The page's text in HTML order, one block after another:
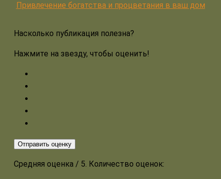
Привлечение богатства и процветания в ваш дом
Насколько публикация полезна?
Нажмите на звезду, чтобы оценить!
Отправить оценку
Средняя оценка / 5. Количество оценок: